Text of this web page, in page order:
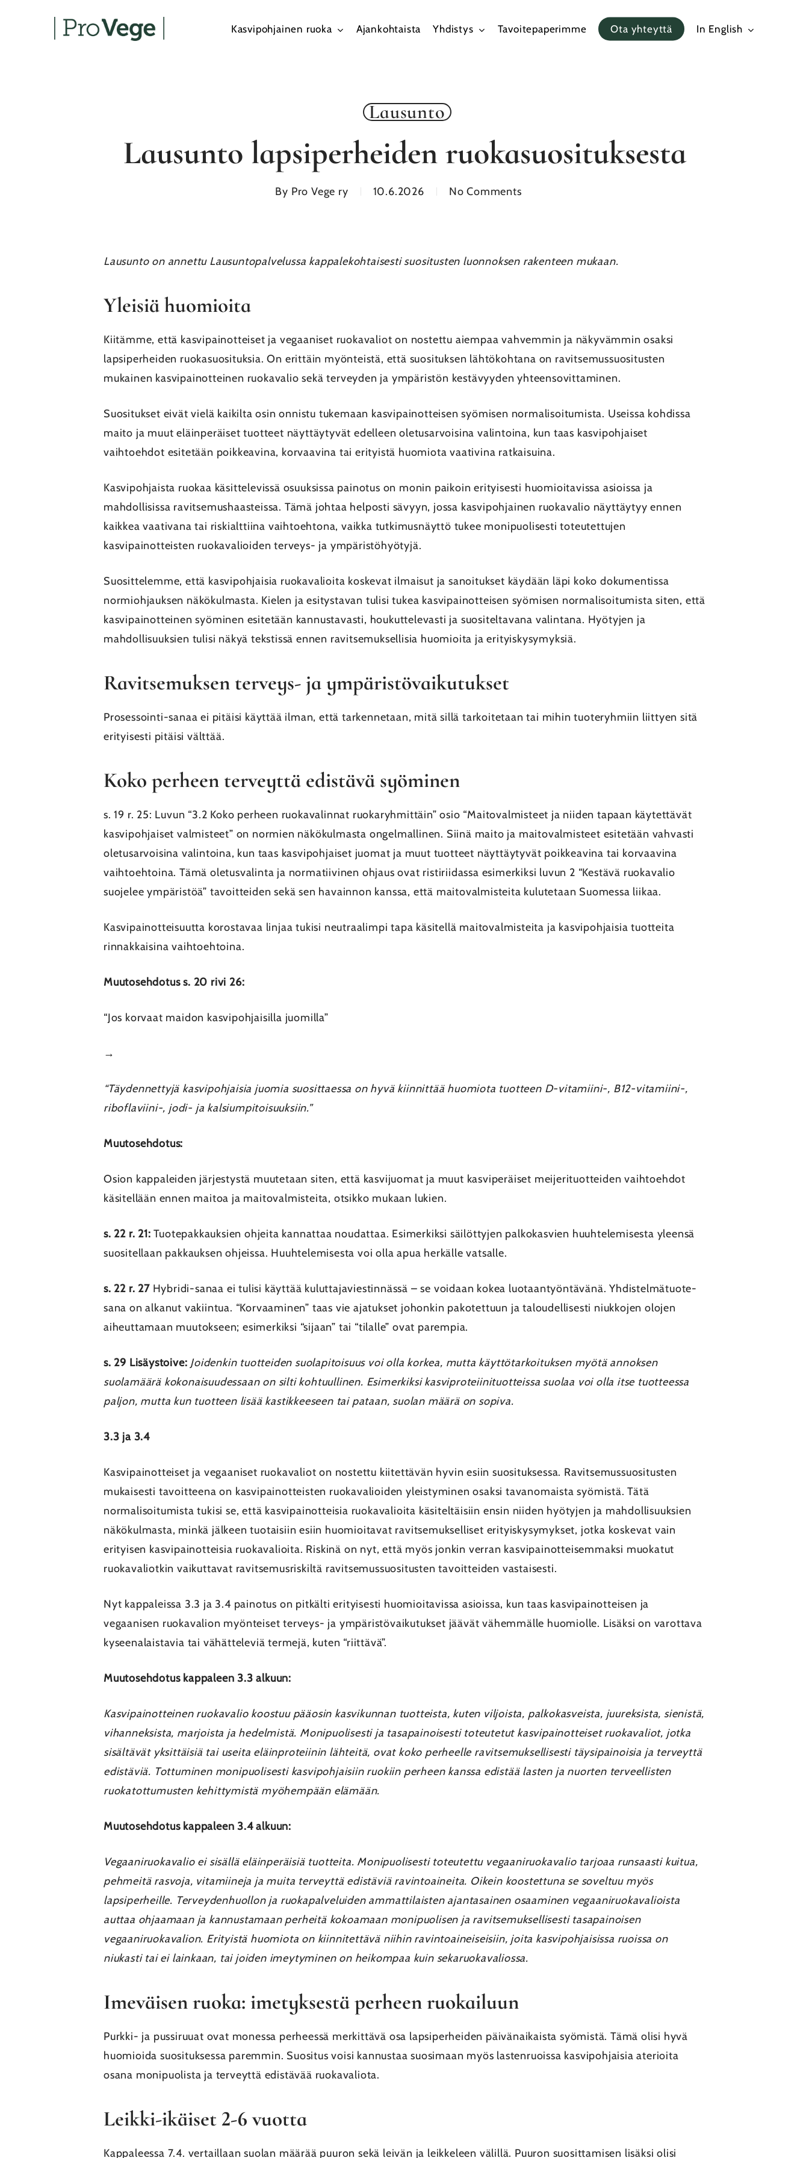
Kasvipohjainen ruoka Ajankohtaista Yhdistys Tavoitepaperimme Ota yhteyttä In English
Lausunto
Lausunto lapsiperheiden ruokasuosituksesta
By Pro Vege ry 10.6.2026 No Comments
Lausunto on annettu Lausuntopalvelussa kappalekohtaisesti suositusten luonnoksen rakenteen mukaan.
Yleisiä huomioita
Kiitämme, että kasvipainotteiset ja vegaaniset ruokavaliot on nostettu aiempaa vahvemmin ja näkyvämmin osaksi
lapsiperheiden ruokasuosituksia. On erittäin myönteistä, että suosituksen lähtökohtana on ravitsemussuositusten
mukainen kasvipainotteinen ruokavalio sekä terveyden ja ympäristön kestävyyden yhteensovittaminen.
Suositukset eivät vielä kaikilta osin onnistu tukemaan kasvipainotteisen syömisen normalisoitumista. Useissa kohdissa
maito ja muut eläinperäiset tuotteet näyttäytyvät edelleen oletusarvoisina valintoina, kun taas kasvipohjaiset
vaihtoehdot esitetään poikkeavina, korvaavina tai erityistä huomiota vaativina ratkaisuina.
Kasvipohjaista ruokaa käsittelevissä osuuksissa painotus on monin paikoin erityisesti huomioitavissa asioissa ja
mahdollisissa ravitsemushaasteissa. Tämä johtaa helposti sävyyn, jossa kasvipohjainen ruokavalio näyttäytyy ennen
kaikkea vaativana tai riskialttiina vaihtoehtona, vaikka tutkimusnäyttö tukee monipuolisesti toteutettujen
kasvipainotteisten ruokavalioiden terveys- ja ympäristöhyötyjä.
Suosittelemme, että kasvipohjaisia ruokavalioita koskevat ilmaisut ja sanoitukset käydään läpi koko dokumentissa
normiohjauksen näkökulmasta. Kielen ja esitystavan tulisi tukea kasvipainotteisen syömisen normalisoitumista siten, että
kasvipainotteinen syöminen esitetään kannustavasti, houkuttelevasti ja suositeltavana valintana. Hyötyjen ja
mahdollisuuksien tulisi näkyä tekstissä ennen ravitsemuksellisia huomioita ja erityiskysymyksiä.
Ravitsemuksen terveys- ja ympäristövaikutukset
Prosessointi-sanaa ei pitäisi käyttää ilman, että tarkennetaan, mitä sillä tarkoitetaan tai mihin tuoteryhmiin liittyen sitä
erityisesti pitäisi välttää.
Koko perheen terveyttä edistävä syöminen
s. 19 r. 25: Luvun “3.2 Koko perheen ruokavalinnat ruokaryhmittäin” osio “Maitovalmisteet ja niiden tapaan käytettävät
kasvipohjaiset valmisteet” on normien näkökulmasta ongelmallinen. Siinä maito ja maitovalmisteet esitetään vahvasti
oletusarvoisina valintoina, kun taas kasvipohjaiset juomat ja muut tuotteet näyttäytyvät poikkeavina tai korvaavina
vaihtoehtoina. Tämä oletusvalinta ja normatiivinen ohjaus ovat ristiriidassa esimerkiksi luvun 2 “Kestävä ruokavalio
suojelee ympäristöä” tavoitteiden sekä sen havainnon kanssa, että maitovalmisteita kulutetaan Suomessa liikaa.
Kasvipainotteisuutta korostavaa linjaa tukisi neutraalimpi tapa käsitellä maitovalmisteita ja kasvipohjaisia tuotteita
rinnakkaisina vaihtoehtoina.
Muutosehdotus s. 20 rivi 26:
“Jos korvaat maidon kasvipohjaisilla juomilla”
→
“Täydennettyjä kasvipohjaisia juomia suosittaessa on hyvä kiinnittää huomiota tuotteen D-vitamiini-, B12-vitamiini-,
riboflaviini-, jodi- ja kalsiumpitoisuuksiin.”
Muutosehdotus:
Osion kappaleiden järjestystä muutetaan siten, että kasvijuomat ja muut kasviperäiset meijerituotteiden vaihtoehdot
käsitellään ennen maitoa ja maitovalmisteita, otsikko mukaan lukien.
s. 22 r. 21: Tuotepakkauksien ohjeita kannattaa noudattaa. Esimerkiksi säilöttyjen palkokasvien huuhtelemisesta yleensä
suositellaan pakkauksen ohjeissa. Huuhtelemisesta voi olla apua herkälle vatsalle.
s. 22 r. 27Hybridi-sanaa ei tulisi käyttää kuluttajaviestinnässä – se voidaan kokea luotaantyöntävänä. Yhdistelmätuote-
sana on alkanut vakiintua. “Korvaaminen” taas vie ajatukset johonkin pakotettuun ja taloudellisesti niukkojen olojen
aiheuttamaan muutokseen; esimerkiksi “sijaan” tai “tilalle” ovat parempia.
s. 29 Lisäystoive: Joidenkin tuotteiden suolapitoisuus voi olla korkea, mutta käyttötarkoituksen myötä annoksen
suolamäärä kokonaisuudessaan on silti kohtuullinen. Esimerkiksi kasviproteiinituotteissa suolaa voi olla itse tuotteessa
paljon, mutta kun tuotteen lisää kastikkeeseen tai pataan, suolan määrä on sopiva.
3.3 ja 3.4
Kasvipainotteiset ja vegaaniset ruokavaliot on nostettu kiitettävän hyvin esiin suosituksessa. Ravitsemussuositusten
mukaisesti tavoitteena on kasvipainotteisten ruokavalioiden yleistyminen osaksi tavanomaista syömistä. Tätä
normalisoitumista tukisi se, että kasvipainotteisia ruokavalioita käsiteltäisiin ensin niiden hyötyjen ja mahdollisuuksien
näkökulmasta, minkä jälkeen tuotaisiin esiin huomioitavat ravitsemukselliset erityiskysymykset, jotka koskevat vain
erityisen kasvipainotteisia ruokavalioita. Riskinä on nyt, että myös jonkin verran kasvipainotteisemmaksi muokatut
ruokavaliotkin vaikuttavat ravitsemusriskiltä ravitsemussuositusten tavoitteiden vastaisesti.
Nyt kappaleissa 3.3 ja 3.4 painotus on pitkälti erityisesti huomioitavissa asioissa, kun taas kasvipainotteisen ja
vegaanisen ruokavalion myönteiset terveys- ja ympäristövaikutukset jäävät vähemmälle huomiolle. Lisäksi on varottava
kyseenalaistavia tai vähätteleviä termejä, kuten “riittävä”.
Muutosehdotus kappaleen 3.3 alkuun:
Kasvipainotteinen ruokavalio koostuu pääosin kasvikunnan tuotteista, kuten viljoista, palkokasveista, juureksista, sienistä,
vihanneksista, marjoista ja hedelmistä. Monipuolisesti ja tasapainoisesti toteutetut kasvipainotteiset ruokavaliot, jotka
sisältävät yksittäisiä tai useita eläinproteiinin lähteitä, ovat koko perheelle ravitsemuksellisesti täysipainoisia ja terveyttä
edistäviä. Tottuminen monipuolisesti kasvipohjaisiin ruokiin perheen kanssa edistää lasten ja nuorten terveellisten
ruokatottumusten kehittymistä myöhempään elämään.
Muutosehdotus kappaleen 3.4 alkuun:
Vegaaniruokavalio ei sisällä eläinperäisiä tuotteita. Monipuolisesti toteutettu vegaaniruokavalio tarjoaa runsaasti kuitua,
pehmeitä rasvoja, vitamiineja ja muita terveyttä edistäviä ravintoaineita. Oikein koostettuna se soveltuu myös
lapsiperheille. Terveydenhuollon ja ruokapalveluiden ammattilaisten ajantasainen osaaminen vegaaniruokavalioista
auttaa ohjaamaan ja kannustamaan perheitä kokoamaan monipuolisen ja ravitsemuksellisesti tasapainoisen
vegaaniruokavalion. Erityistä huomiota on kiinnitettävä niihin ravintoaineiseisiin, joita kasvipohjaisissa ruoissa on
niukasti tai ei lainkaan, tai joiden imeytyminen on heikompaa kuin sekaruokavaliossa.
Imeväisen ruoka: imetyksestä perheen ruokailuun
Purkki- ja pussiruuat ovat monessa perheessä merkittävä osa lapsiperheiden päivänaikaista syömistä. Tämä olisi hyvä
huomioida suosituksessa paremmin. Suositus voisi kannustaa suosimaan myös lastenruoissa kasvipohjaisia aterioita
osana monipuolista ja terveyttä edistävää ruokavaliota.
Leikki-ikäiset 2-6 vuotta
Kappaleessa 7.4. vertaillaan suolan määrää puuron sekä leivän ja leikkeleen välillä. Puuron suosittamisen lisäksi olisi